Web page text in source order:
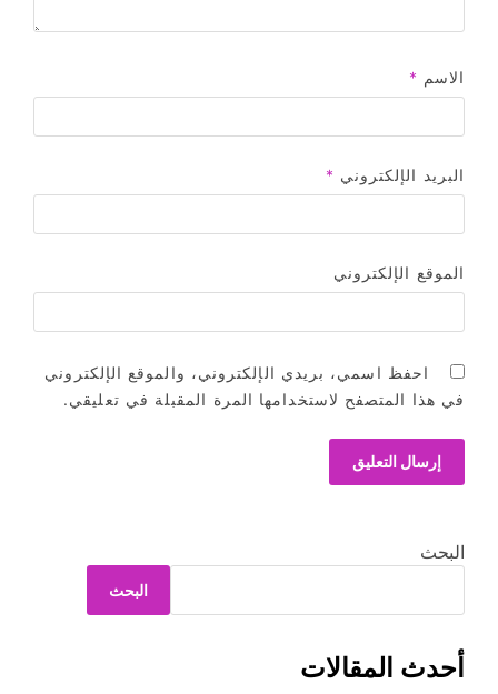
الاسم *
البريد الإلكتروني *
الموقع الإلكتروني
احفظ اسمي، بريدي الإلكتروني، والموقع الإلكتروني
في هذا المتصفح لاستخدامها المرة المقبلة في تعليقي.
البحث
البحث
أحدث المقالات